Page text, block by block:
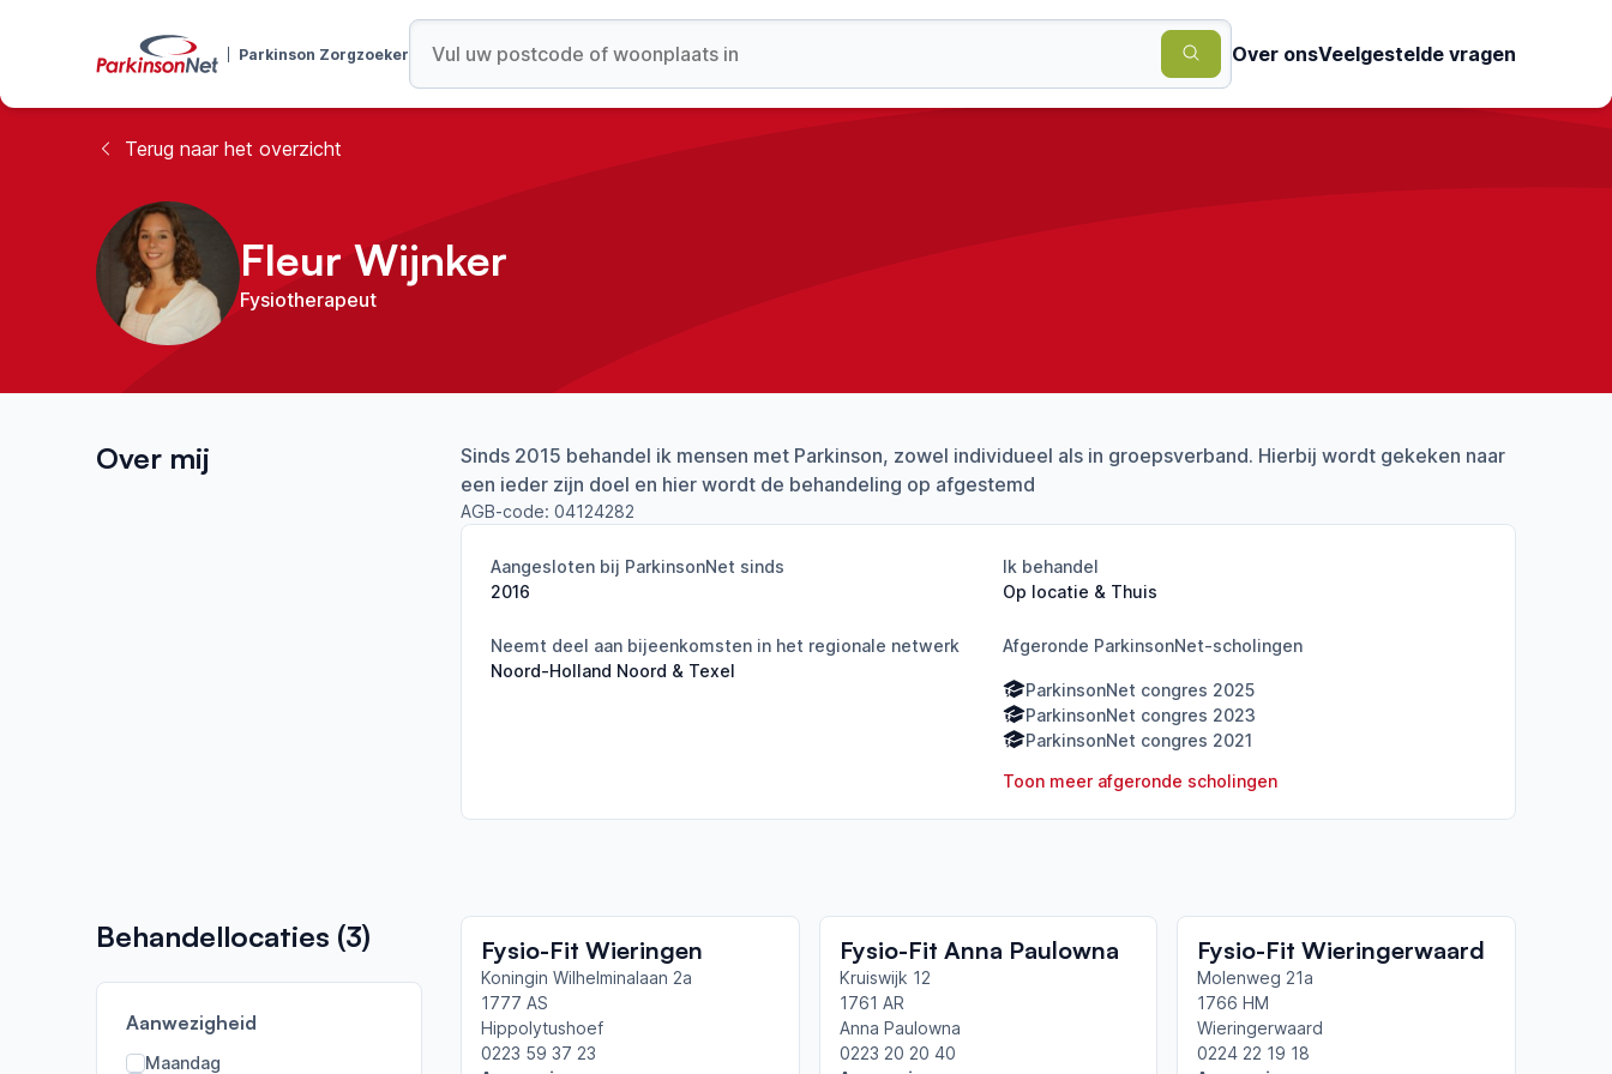
Parkinson Zorgzoeker Over onsVeelgestelde vragen
Terug naar het overzicht
Fleur Wijnker
Fysiotherapeut
Over mij
Sinds 2015 behandel ik mensen met Parkinson, zowel individueel als in groepsverband. Hierbij wordt gekeken naar
een ieder zijn doel en hier wordt de behandeling op afgestemd
AGB-code: 04124282
Aangesloten bij ParkinsonNet sinds
2016
Ik behandel
Op locatie & Thuis
Neemt deel aan bijeenkomsten in het regionale netwerk
Noord-Holland Noord & Texel
Afgeronde ParkinsonNet-scholingen
ParkinsonNet congres 2025
ParkinsonNet congres 2023
ParkinsonNet congres 2021
Toon meer afgeronde scholingen
Behandellocaties (3)
Aanwezigheid
Maandag
Fysio-Fit Wieringen
Koningin Wilhelminalaan 2a
1777 AS
Hippolytushoef
0223 59 37 23
Fysio-Fit Anna Paulowna
Kruiswijk 12
1761 AR
Anna Paulowna
0223 20 20 40
Fysio-Fit Wieringerwaard
Molenweg 21a
1766 HM
Wieringerwaard
0224 22 19 18